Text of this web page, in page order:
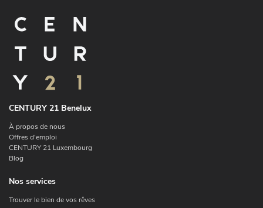
CENTURY 21 Benelux
À propos de nous
Offres d'emploi
CENTURY 21 Luxembourg
Blog
Nos services
Trouver le bien de vos rêves